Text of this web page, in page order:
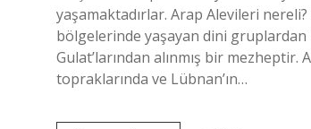
yaşamaktadırlar. Arap Alevileri
bölgelerinde yaşayan dini
Gulat’larından alınmış bir
topraklarında ve Lübnan’ın…